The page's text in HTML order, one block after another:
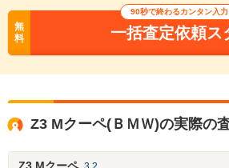
無
料
90秒で終わるカンタン入力
一括査定依頼ス
Z3 Mクーペ(ＢＭＷ)の実際の